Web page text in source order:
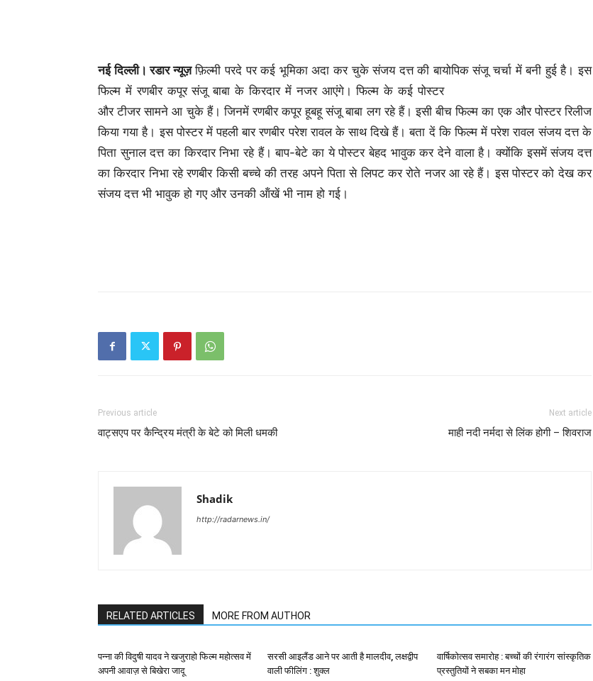
नई दिल्ली। रडार न्यूज़फ़िल्मी परदे पर कई भूमिका अदा कर चुके संजय दत्त की बायोपिक संजू चर्चा में बनी हुई है। इस
फिल्म में रणबीर कपूर संजू बाबा के किरदार में नजर आएंगे। फिल्म के कई पोस्टर
और टीजर सामने आ चुके हैं। जिनमें रणबीर कपूर हूबहू संजू बाबा लग रहे हैं। इसी बीच फिल्म का एक और पोस्टर रिलीज
किया गया है। इस पोस्टर में पहली बार रणबीर परेश रावल के साथ दिखे हैं। बता दें कि फिल्म में परेश रावल संजय दत्त के
पिता सुनाल दत्त का किरदार निभा रहे हैं। बाप-बेटे का ये पोस्टर बेहद भावुक कर देने वाला है। क्योंकि इसमें संजय दत्त
का किरदार निभा रहे रणबीर किसी बच्चे की तरह अपने पिता से लिपट कर रोते नजर आ रहे हैं। इस पोस्टर को देख कर
संजय दत्त भी भावुक हो गए और उनकी ऑंखें भी नाम हो गई।
Previous article
वाट्सएप पर कैन्द्रिय मंत्री के बेटे को मिली धमकी
Next article
माही नदी नर्मदा से लिंक होगी – शिवराज
Shadik
http://radarnews.in/
RELATED ARTICLES MORE FROM AUTHOR
पन्ना की विदुषी यादव ने खजुराहो फिल्म महोत्सव में
अपनी आवाज़ से बिखेरा जादू
सरसी आइलैंड आने पर आती है मालदीव, लक्षद्वीप
वाली फीलिंग : शुक्ल
वार्षिकोत्सव समारोह : बच्चों की रंगारंग सांस्कृतिक
प्रस्तुतियों ने सबका मन मोहा